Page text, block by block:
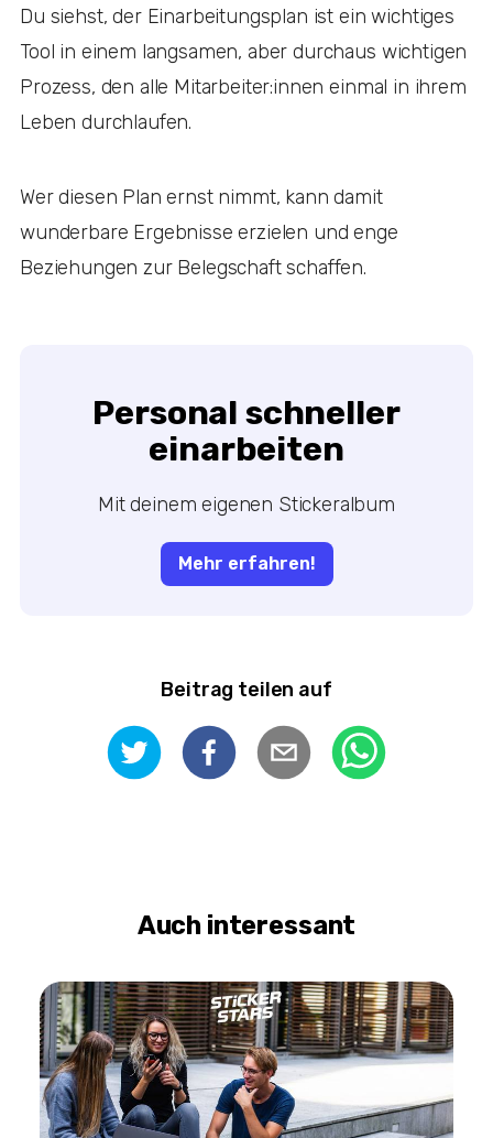
Du siehst, der Einarbeitungsplan ist ein wichtiges
Tool in einem langsamen, aber durchaus wichtigen
Prozess, den alle Mitarbeiter:innen einmal in ihrem
Leben durchlaufen.
Wer diesen Plan ernst nimmt, kann damit
wunderbare Ergebnisse erzielen und enge
Beziehungen zur Belegschaft schaffen.
Personal schneller
einarbeiten
Mit deinem eigenen Stickeralbum
Mehr erfahren!
Beitrag teilen auf
Auch interessant